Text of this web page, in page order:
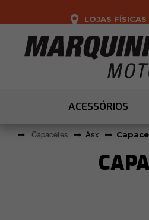
LOJAS FÍSICAS
ACESSÓRIOS
Capacetes Asx